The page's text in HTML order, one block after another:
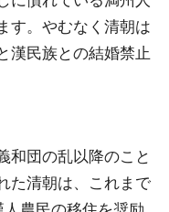
す。やむなく清朝は
漢民族との結婚禁止
和団の乱以降のこと
た清朝は、これまで